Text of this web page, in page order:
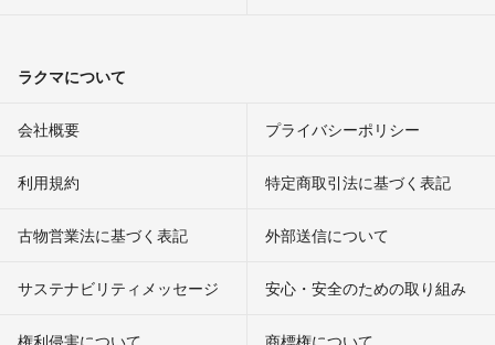
ラクマについて
会社概要 プライバシーポリシー
利用規約 特定商取引法に基づく表記
古物営業法に基づく表記 外部送信について
サステナビリティメッセージ 安心・安全のための取り組み
権利侵害について
商標権について